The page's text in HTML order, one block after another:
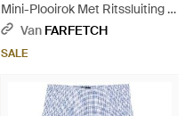
Mini-Plooirok Met Ritssluiting -
Naturel
Van FARFETCH
SALE